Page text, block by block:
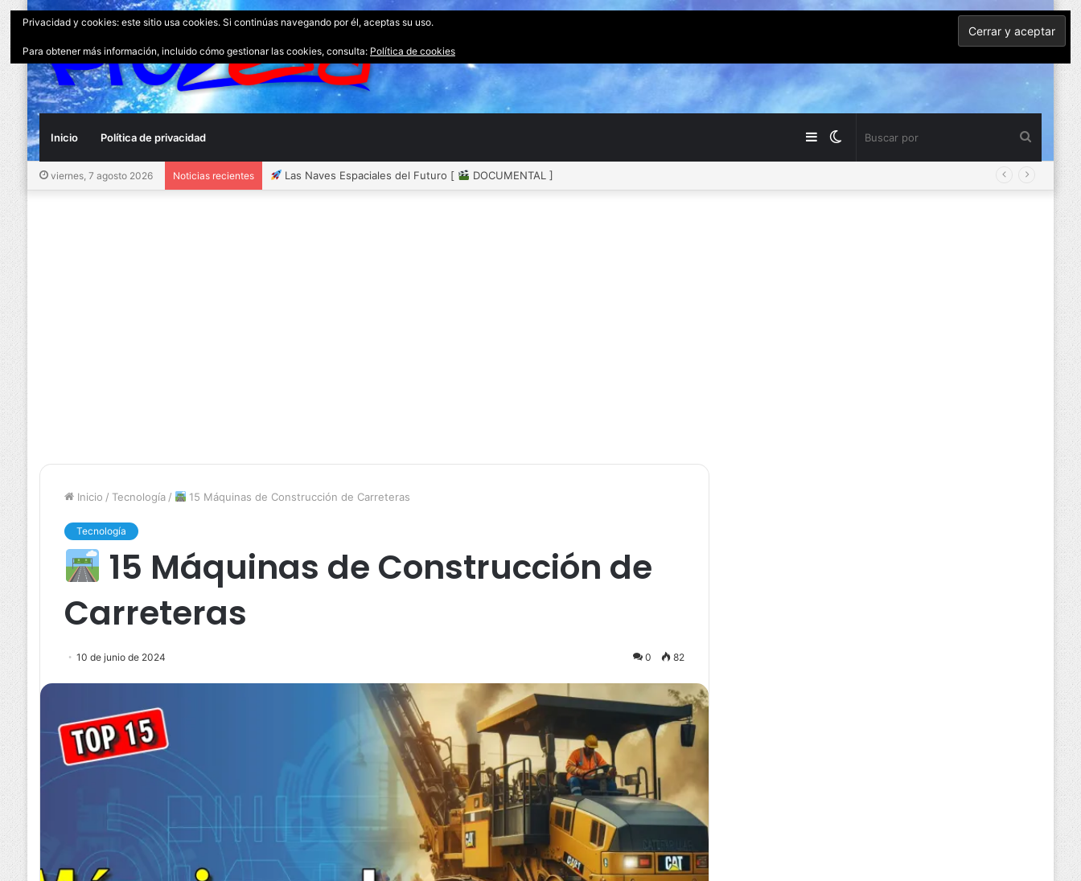
Inicio Política de privacidad Switch
Barra
viernes, 7 agosto 2026 Noticias recientes Historia del Automóvil [ DOCUMENTAL ]
Inicio / Tecnología / 15 Máquinas de Construcción de Carreteras
Tecnología
15 Máquinas de Construcción de
Carreteras
10 de junio de 2024 0 82
Privacidad y cookies: este sitio usa cookies. Si continúas navegando por él, aceptas su uso.
Para obtener más información, incluido cómo gestionar las cookies, consulta: Política de cookies